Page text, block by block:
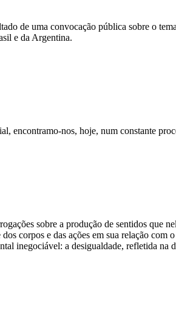
de uma convocação pública sobre o
e da Argentina.
encontramo-nos, hoje, num constante
sobre a produção de sentidos que
corpos e das ações em sua relação com
inegociável: a desigualdade, refletida na